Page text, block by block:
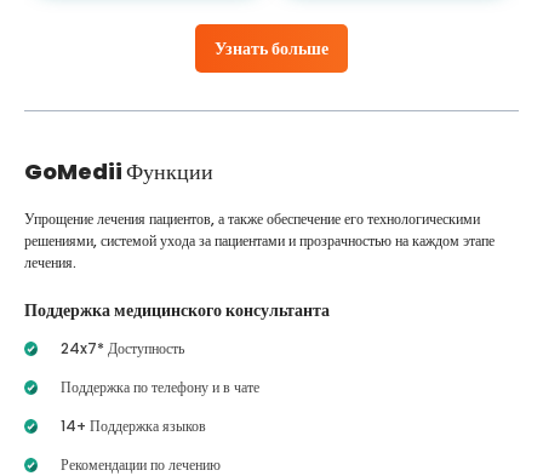
Узнать больше
GoMediiФункции
Упрощение лечения пациентов, а также обеспечение его технологическими
решениями, системой ухода за пациентами и прозрачностью на каждом этапе
лечения.
Поддержка медицинского консультанта
24x7* Доступность
Поддержка по телефону и в чате
14+ Поддержка языков
Рекомендации по лечению